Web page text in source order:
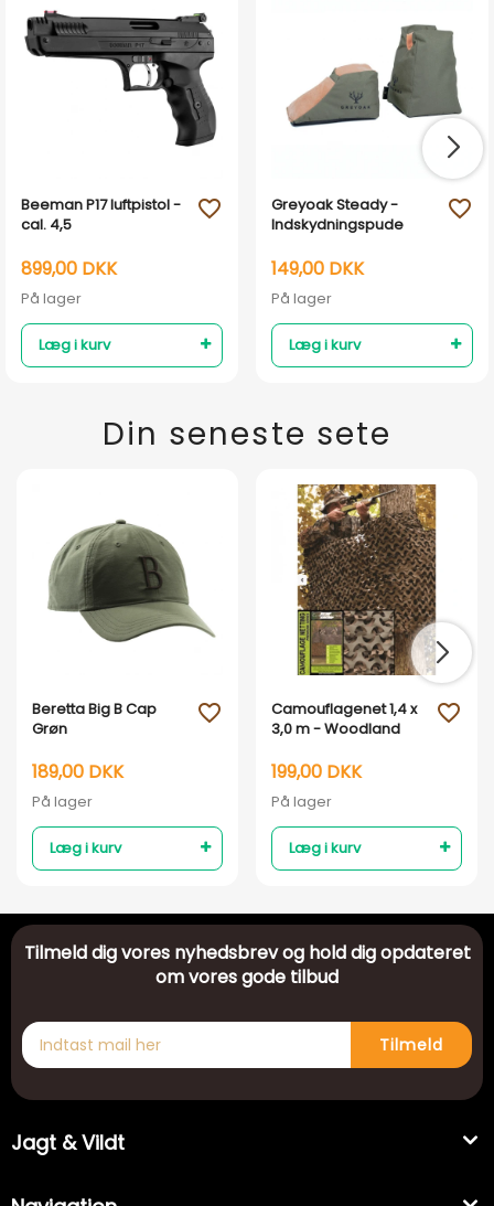
Beeman P17 luftpistol -
cal. 4,5
899,00 DKK
På lager
Læg i kurv
favorite_outline
Greyoak Steady -
Indskydningspude
149,00 DKK
På lager
Læg i kurv
favorite_outline
Din seneste sete
Beretta Big B Cap
Grøn
189,00 DKK
På lager
Læg i kurv
favorite_outline
Camouflagenet 1,4 x
3,0 m - Woodland
199,00 DKK
På lager
Læg i kurv
favorite_outline
Tilmeld dig vores nyhedsbrev og hold dig opdateret
om vores gode tilbud
Tilmeld
Jagt & Vildt